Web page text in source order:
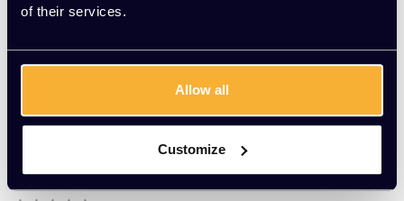
of their services.
Allow all
Customize
Meer dan 20 jaar ervaring
Productomschrijving